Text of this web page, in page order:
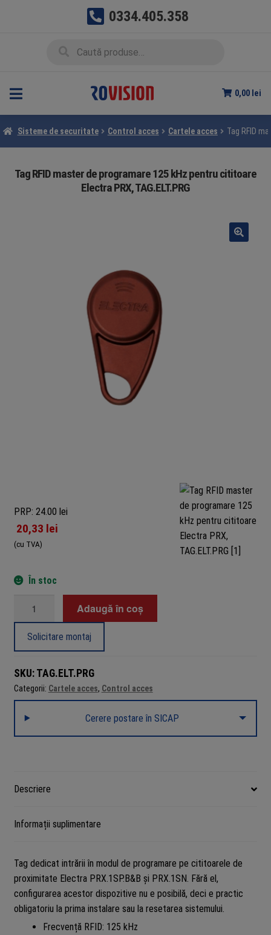
0334.405.358
0,00 lei
Sisteme de securitate Control acces Cartele acces Tag RFID
Tag RFID master de programare 125 kHz pentru cititoare
Electra PRX, TAG.ELT.PRG
PRP: 24.00 lei
20,33 lei
(cu TVA)
În stoc
RFID
programare
125
pentru
cititoare
TAG.ELT.PRG
Adaugă în coș
Solicitare montaj
SKU: TAG.ELT.PRG
Categorii: Cartele acces, Control acces
Cerere postare în SICAP
Descriere
Informații suplimentare
Tag dedicat intrării în modul de programare pe cititoarele de
proximitate Electra PRX.1SP.B&B și PRX.1SN. Fără el,
configurarea acestor dispozitive nu e posibilă, deci e practic
obligatoriu la prima instalare sau la resetarea sistemului.
Frecvență RFID: 125 kHz